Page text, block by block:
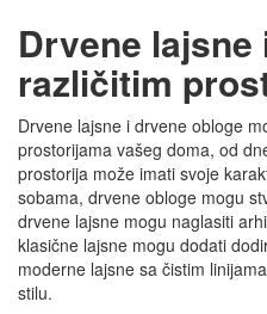
Drvene lajsne
različitim
Drvene lajsne i drvene obloge
prostorijama vašeg doma, od
prostorija može imati svoje
sobama, drvene obloge mogu
drvene lajsne mogu naglasiti
klasične lajsne mogu dodati
moderne lajsne sa čistim
stilu.